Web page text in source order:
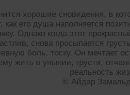
хорошие сновидения, в
как его душа наполняется
Однако когда этот
снова просыпается
боль, тоску. Он мечтает
жить в унынии, грусти,
реальность
© Айдар